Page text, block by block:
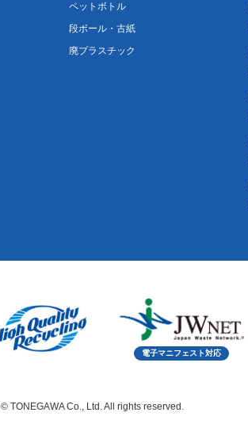
ペットボトル
段ボール・古紙
廃プラスチック
電子マニフェスト対応
© TONEGAWA Co., Ltd. All rights reserved.